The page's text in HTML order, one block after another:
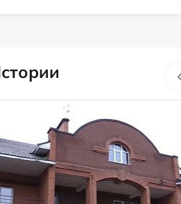
Истории